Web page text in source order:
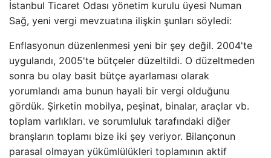
İstanbul Ticaret Odası yönetim kurulu üyesi Numan
Sağ, yeni vergi mevzuatına ilişkin şunları söyledi:
Enflasyonun düzenlenmesi yeni bir şey değil. 2004'te
uygulandı, 2005'te bütçeler düzeltildi. O düzeltmeden
sonra bu olay basit bütçe ayarlaması olarak
yorumlandı ama bunun hayali bir vergi olduğunu
gördük. Şirketin mobilya, peşinat, binalar, araçlar vb.
toplam varlıkları. ve sorumluluk tarafındaki diğer
branşların toplamı bize iki şey veriyor. Bilançonun
parasal olmayan yükümlülükleri toplamının aktif